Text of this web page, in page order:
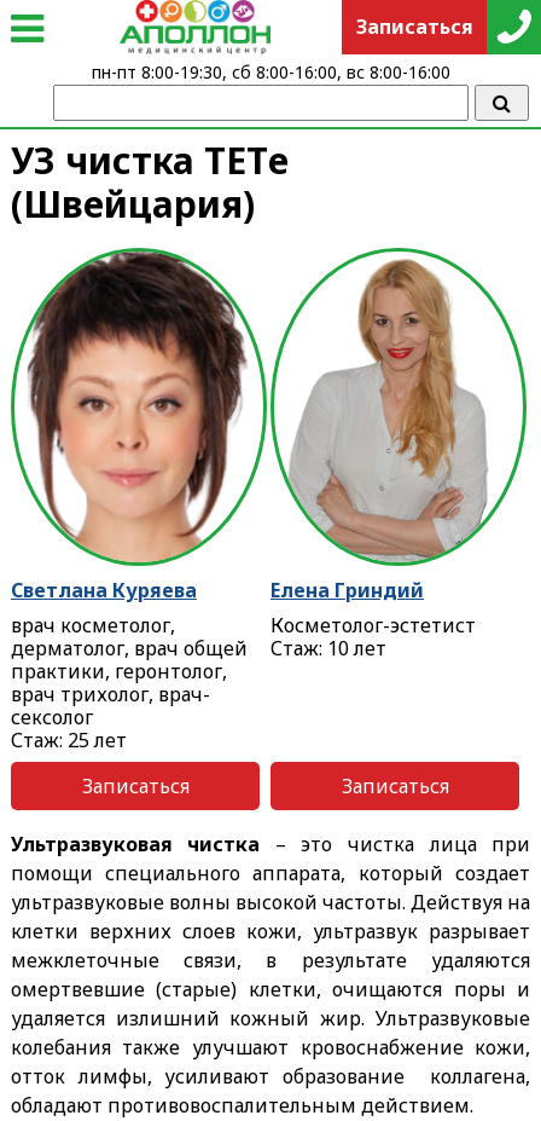
УЗ чистка ТЕТe
(Швейцария)
Светлана Куряева
врач косметолог,
дерматолог, врач общей
практики, геронтолог,
врач трихолог, врач-
сексолог
Стаж: 25 лет
Записаться
Елена Гриндий
Косметолог-эстетист
Стаж: 10 лет
Записаться
Ультразвуковая чистка – это чистка лица при
помощи специального аппарата, который создает
ультразвуковые волны высокой частоты. Действуя на
клетки верхних слоев кожи, ультразвук разрывает
межклеточные связи, в результате удаляются
омертвевшие (старые) клетки, очищаются поры и
удаляется излишний кожный жир. Ультразвуковые
колебания также улучшают кровоснабжение кожи,
отток лимфы, усиливают образование коллагена,
обладают противовоспалительным действием.
Записаться
пн-пт 8:00-19:30, сб 8:00-16:00, вс 8:00-16:00